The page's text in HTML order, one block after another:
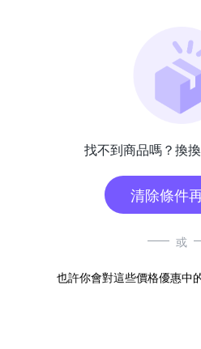
找不到商品嗎？換
清除條件
或
也許你會對這些價格優惠中